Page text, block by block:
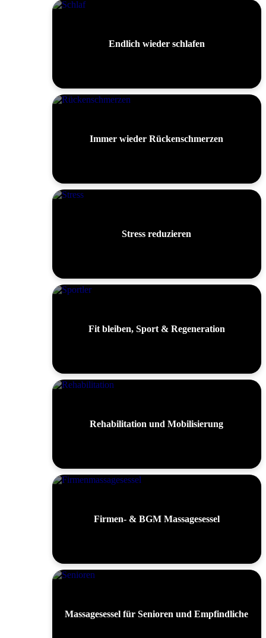
Endlich wieder schlafen
Immer wieder Rückenschmerzen
Stress reduzieren
Fit bleiben, Sport & Regeneration
Rehabilitation und Mobilisierung
Firmen- & BGM Massagesessel
Massagesessel für Senioren und Empfindliche